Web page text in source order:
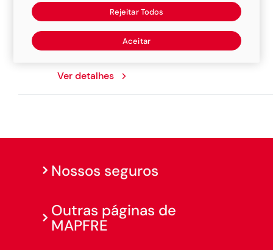
Rm Auto Car
Rua Plinio Alarcon, 789, 79630213, Tres
Lagoas
Ver detalhes
Nossos seguros
Outras páginas de
MAPFRE
Rejeitar Todos
Aceitar